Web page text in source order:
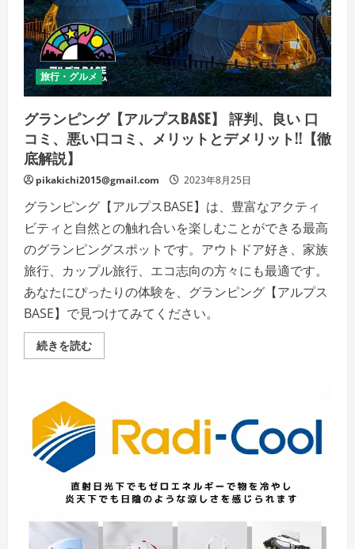
メ
リ
ッ
ト
は
ど
う
な
の？
【徹
底
解
詳
を
ご
覧
く
だ
さ
い
旅行・グルメ
グランピング【アルプスBASE】 評判、良い 口
コミ、悪い口コミ、メリットとデメリット!!【徹
底解説】
pikakichi2015@gmail.com 2023年8月25日
グランピング【アルプスBASE】は、豊富なアクティ
ビティと自然との触れ合いを楽しむことができる最高
のグランピングスポットです。アウトドア好き、家族
旅行、カップル旅行、エコ志向の方々にも最適です。
あなたにぴったりの体験を、グランピング【アルプス
BASE】で見つけてみてください。
続きを読むグ
ラ
ル
プ
BASE】
良
い
コ